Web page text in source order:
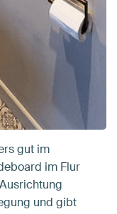
gut im
im Flur
und gibt